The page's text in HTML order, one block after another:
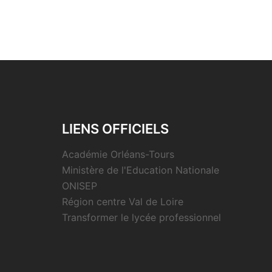
LIENS OFFICIELS
Académie Orléans-Tours
Ministère de l'Education Nationale
ONISEP
Région centre Val de Loire
Transformer le lycée professionnel